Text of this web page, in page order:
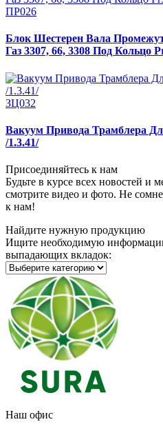
ПР026
Блок Шестерен Вала
Газ 3307, 66, 3308 Под Кольцо
ЗЦ032
Вакуум Привода Трамблера
/1.3.41/
Присоединяйтесь к нам
Будьте в курсе всех новостей и
смотрите видео и фото. Не
к нам!
Найдите нужную продукцию
Ищите необходимую
выпадающих вкладок:
Наш офис